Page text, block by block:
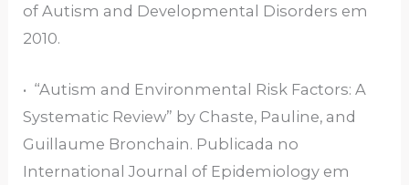
of Autism and Developmental Disorders em
2010.
• “Autism and Environmental Risk Factors: A
Systematic Review” by Chaste, Pauline, and
Guillaume Bronchain. Publicada no
International Journal of Epidemiology em